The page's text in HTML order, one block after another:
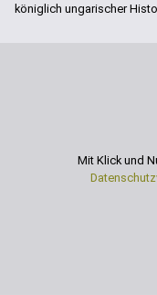
königlich ungarischer
Mit Klick und